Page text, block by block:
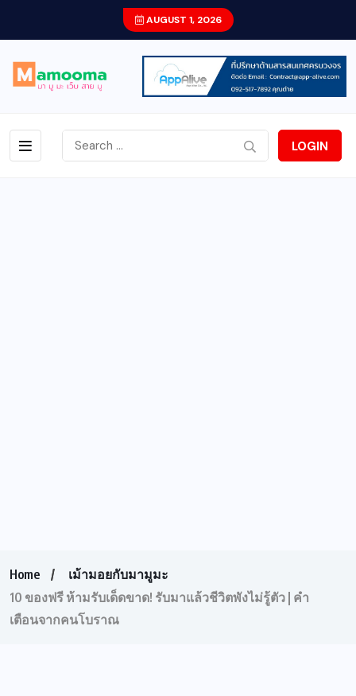
AUGUST 1, 2026
LOGIN
Home
เม้ามอยกับมามูมะ
10 ของฟรี ห้ามรับเด็ดขาด! รับมาแล้วชีวิตพังไม่รู้ตัว | คำ
เตือนจากคนโบราณ